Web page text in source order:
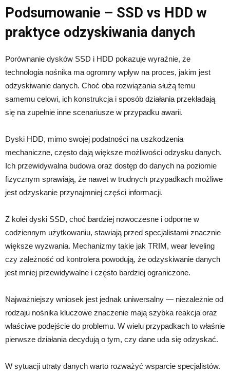
Podsumowanie – SSD vs HDD w
praktyce odzyskiwania danych
Porównanie dysków SSD i HDD pokazuje wyraźnie, że
technologia nośnika ma ogromny wpływ na proces, jakim jest
odzyskiwanie danych. Choć oba rozwiązania służą temu
samemu celowi, ich konstrukcja i sposób działania przekładają
się na zupełnie inne scenariusze w przypadku awarii.
Dyski HDD, mimo swojej podatności na uszkodzenia
mechaniczne, często dają większe możliwości odzysku danych.
Ich przewidywalna budowa oraz dostęp do danych na poziomie
fizycznym sprawiają, że nawet w trudnych przypadkach możliwe
jest odzyskanie przynajmniej części informacji.
Z kolei dyski SSD, choć bardziej nowoczesne i odporne w
codziennym użytkowaniu, stawiają przed specjalistami znacznie
większe wyzwania. Mechanizmy takie jak TRIM, wear leveling
czy zależność od kontrolera powodują, że odzyskiwanie danych
jest mniej przewidywalne i często bardziej ograniczone.
Najważniejszy wniosek jest jednak uniwersalny — niezależnie od
rodzaju nośnika kluczowe znaczenie mają szybka reakcja oraz
właściwe podejście do problemu. W wielu przypadkach to właśnie
pierwsze działania decydują o tym, czy dane uda się odzyskać.
W sytuacji utraty danych warto rozważyć wsparcie specjalistów.